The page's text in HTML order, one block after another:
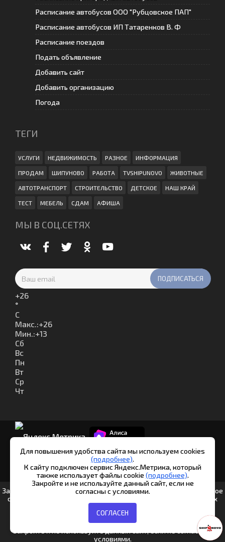
Расписание автобусов ООО "Рубцовское ПАП"
Расписание автобусов ИП Татаренков В. Ф
Расписание поездов
Подать объявление
Добавить сайт
Добавить организацию
Погода
ТЕГИ
УСЛУГИ НЕДВИЖИМОСТЬ РАЗНОЕ ИНФОРМАЦИЯ
ПРОДАМ ШИПУНОВО РАБОТА TVSHIPUNOVO ЖИВОТНЫЕ
АВТОТРАНСПОРТ СТРОИТЕЛЬСТВО ДЕТСКОЕ НАШ КРАЙ
ТЕСТ МЕБЕЛЬ СДАМ АФИША
МЫ В СОЦ.СЕТЯХ
+26
°
C
Макс.:+26
Мин.:+13
Сб
Вс
Пн
Вт
Ср
Чт
© Шипуново инфо. 2013-2026
Для повышения удобства сайта мы используем cookies
(подробнее).
К сайту подключен сервис Яндекс.Метрика, который
также использует файлы cookie (подробнее).
Закройте и не используйте данный сайт, если не
согласны с условиями.
СОГЛАСЕН
Заполняя любые формы на данном сайте вы подтверждаете свое
совершеннолетие и соглашаетесь на обработку персональных
данных в соответствии с Условиями.
Согласие на обработку данных Яндекс.Метрика
Политика
обработки персональных данных
Закройте и не используйте данный сайт, если не согласны с
условиями.